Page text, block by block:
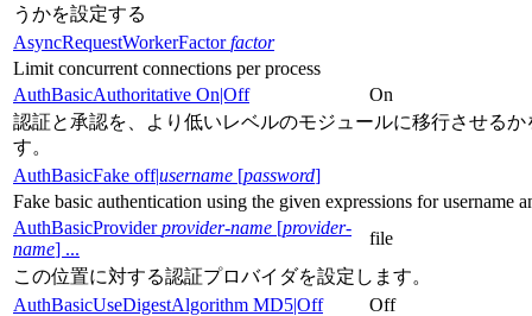
うかを設定する
AsyncRequestWorkerFactorfactor
Limit concurrent connections per process
AuthBasicAuthoritative On|Off
On
認証と承認を、より低いレベルのモジュールに移行させるか
す。
AuthBasicFake off|username [password]
Fake basic authentication using the given expressions for username
AuthBasicProviderprovider-name [provider-
name] ...
file
この位置に対する認証プロバイダを設定します。
AuthBasicUseDigestAlgorithm MD5|Off
Off